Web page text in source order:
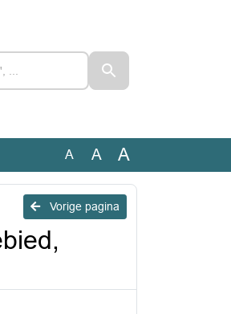
A A A
Vorige pagina